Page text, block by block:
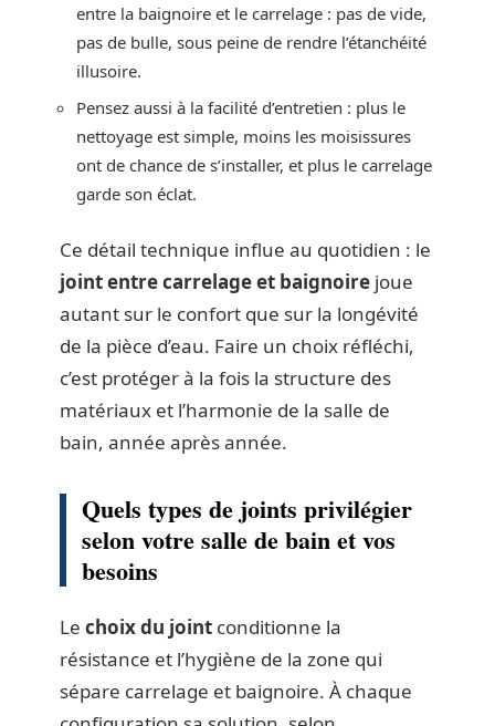
entre la baignoire et le carrelage : pas de vide,
pas de bulle, sous peine de rendre l’étanchéité
illusoire.
Pensez aussi à la facilité d’entretien : plus le
nettoyage est simple, moins les moisissures
ont de chance de s’installer, et plus le carrelage
garde son éclat.
Ce détail technique influe au quotidien : le
joint entre carrelage et baignoire joue
autant sur le confort que sur la longévité
de la pièce d’eau. Faire un choix réfléchi,
c’est protéger à la fois la structure des
matériaux et l’harmonie de la salle de
bain, année après année.
Quels types de joints privilégier
selon votre salle de bain et vos
besoins
Le choix du joint conditionne la
résistance et l’hygiène de la zone qui
sépare carrelage et baignoire. À chaque